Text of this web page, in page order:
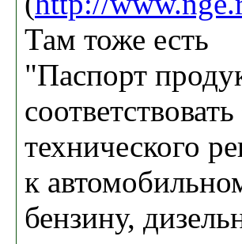
Там тоже есть
"Паспорт
технического
к
бензину,